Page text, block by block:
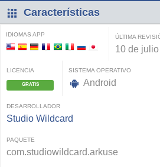
Características
IDIOMAS APP ÚLTIMA
10 de
LICENCIA
GRATIS
SISTEMA OPERATIVO
Android
DESARROLLADOR
Studio Wildcard
PAQUETE
com.studiowildcard.arkuse